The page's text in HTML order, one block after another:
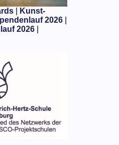
|
Kunst-
2026|
2026|